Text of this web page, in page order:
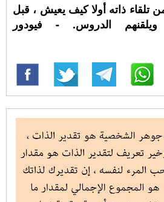
تلقاء ذاته أولا كيف يعيش ، قبل
الدروس. - فيودور